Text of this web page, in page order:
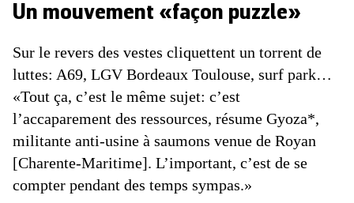
Un mouvement «façon puzzle»
Sur le revers des vestes cliquettent un torrent de
luttes: A69, LGV Bordeaux Toulouse, surf park…
«Tout ça, c’est le même sujet: c’est
l’accaparement des ressources, résume Gyoza*,
militante anti-usine à saumons venue de Royan
[Charente-Maritime]. L’important, c’est de se
compter pendant des temps sympas.»